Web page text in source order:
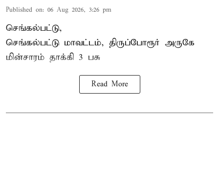
Published on: 06 Aug 2026, 3:26 pm
செங்கல்பட்டு,
செங்கல்பட்டு மாவட்டம், திருப்போரூர் அருகே
மின்சாரம் தாக்கி 3 பசு
Read More